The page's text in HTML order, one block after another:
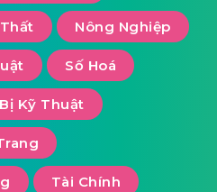
Nông Nghiệp
Số Hoá
Kỹ Thuật
Tài Chính